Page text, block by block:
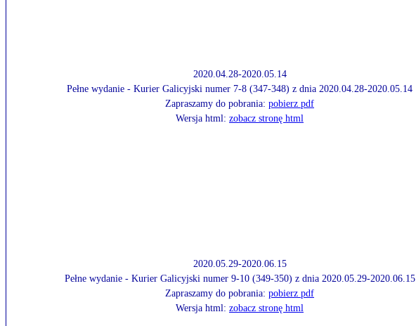
2020.04.28-2020.05.14
Pełne wydanie - Kurier Galicyjski numer 7-8 (347-348) z dnia 2020.04.28-2020.05.14
Zapraszamy do pobrania: pobierz pdf
Wersja html: zobacz stronę html
2020.05.29-2020.06.15
Pełne wydanie - Kurier Galicyjski numer 9-10 (349-350) z dnia 2020.05.29-2020.06.15
Zapraszamy do pobrania: pobierz pdf
Wersja html: zobacz stronę html